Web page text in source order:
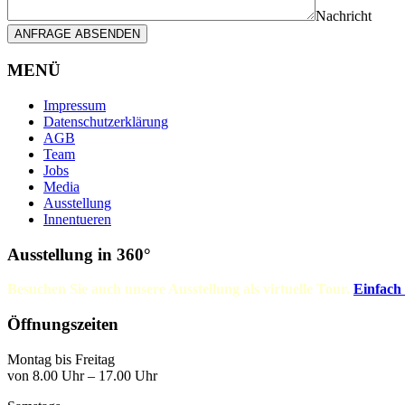
Nachricht
ANFRAGE ABSENDEN
MENÜ
Impressum
Datenschutzerklärung
AGB
Team
Jobs
Media
Ausstellung
Innentueren
Ausstellung in 360°
Besuchen Sie auch unsere Ausstellung als virtuelle Tour. Einfach
Öffnungszeiten
Montag bis Freitag
von 8.00 Uhr – 17.00 Uhr